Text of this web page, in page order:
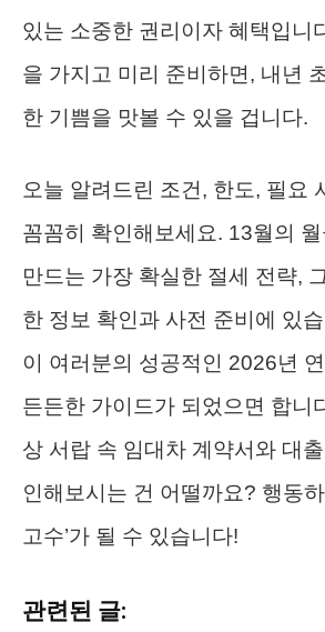
있는 소중한 권리이자 혜택입니
을 가지고 미리 준비하면, 내년
한 기쁨을 맛볼 수 있을 겁니다.
오늘 알려드린 조건, 한도, 필요
꼼꼼히 확인해보세요. 13월의
만드는 가장 확실한 절세 전략,
한 정보 확인과 사전 준비에 있
이 여러분의 성공적인 2026년
든든한 가이드가 되었으면 합니
상 서랍 속 임대차 계약서와 대
인해보시는 건 어떨까요? 행동
고수’가 될 수 있습니다!
관련된 글: